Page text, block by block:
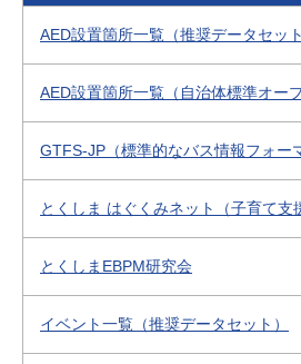
AED設置箇所一覧（推奨データセット
AED設置箇所一覧（自治体標準オー
GTFS-JP（標準的なバス情報フォー
とくしま はぐくみネット（子育て支
とくしまEBPM研究会
イベント一覧（推奨データセット）